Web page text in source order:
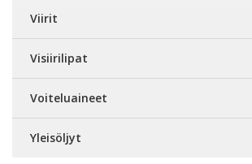
Viirit
Visiirilipat
Voiteluaineet
Yleisöljyt